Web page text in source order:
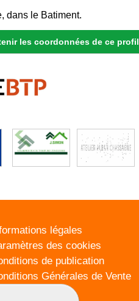
dans le Batiment.
les coordonnées de ce profil
légales
des cookies
de publication
Générales de Vente